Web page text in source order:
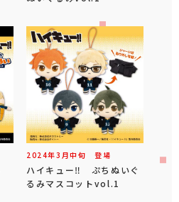
2024年3 月中旬 登場
ハイキュー‼ ぷちぬいぐ
るみマスコットvol.1